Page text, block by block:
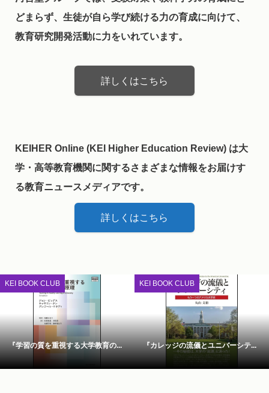
どまらず、生徒が自ら学び続ける力の育成に向けて、
教育研究開発活動に力をいれています。
詳しくはこちら
KEIHER Online (KEI Higher Education Review) は大
学・高等教育機関に関するさまざまな情報をお届けす
る教育ニュースメディアです。
詳しくはこちら
KEI BOOK CLUB
『学習の質を重視する大学教育の...
KEI BOOK CLUB
『カレッジの流儀とユニバーシテ...